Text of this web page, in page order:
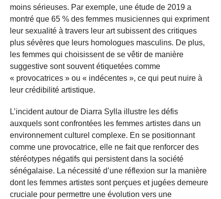
moins sérieuses. Par exemple, une étude de 2019 a
montré que 65 % des femmes musiciennes qui expriment
leur sexualité à travers leur art subissent des critiques
plus sévères que leurs homologues masculins. De plus,
les femmes qui choisissent de se vêtir de manière
suggestive sont souvent étiquetées comme
« provocatrices » ou « indécentes », ce qui peut nuire à
leur crédibilité artistique.
L’incident autour de Diarra Sylla illustre les défis
auxquels sont confrontées les femmes artistes dans un
environnement culturel complexe. En se positionnant
comme une provocatrice, elle ne fait que renforcer des
stéréotypes négatifs qui persistent dans la société
sénégalaise. La nécessité d’une réflexion sur la manière
dont les femmes artistes sont perçues et jugées demeure
cruciale pour permettre une évolution vers une